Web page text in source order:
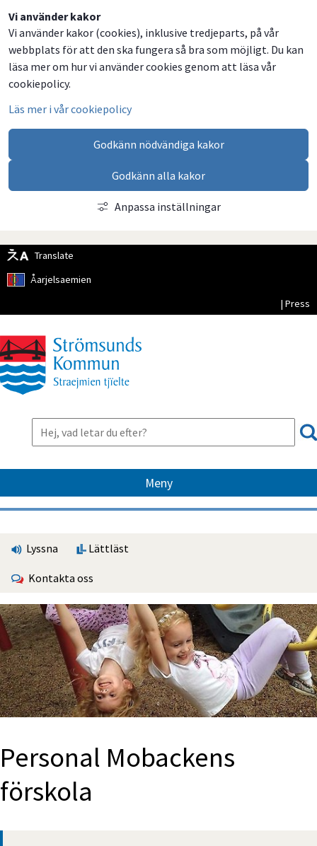
Vi använder kakor
Vi använder kakor (cookies), inklusive tredjeparts, på vår
webbplats för att den ska fungera så bra som möjligt. Du kan
läsa mer om hur vi använder cookies genom att läsa vår
cookiepolicy.
Läs mer i vår cookiepolicy
Godkänn nödvändiga kakor
Godkänn alla kakor
Anpassa inställningar
Translate
Åarjelsaemien
| Press
Meny
Lyssna Lättläst
Kontakta oss
Personal Mobackens
förskola
Dela
på
Facebook
Dela
på
Twitter
Dela
på
LinkedIn
Dela
via
email